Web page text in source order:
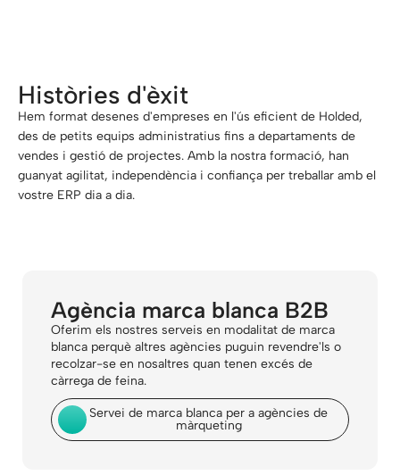
Històries d'èxit
Hem format desenes d'empreses en l'ús eficient de Holded,
des de petits equips administratius fins a departaments de
vendes i gestió de projectes. Amb la nostra formació, han
guanyat agilitat, independència i confiança per treballar amb el
vostre ERP dia a dia.
Agència marca blanca B2B
Oferim els nostres serveis en modalitat de marca
blanca perquè altres agències puguin revendre'ls o
recolzar-se en nosaltres quan tenen excés de
càrrega de feina.
Servei de marca blanca per a agències de
màrqueting